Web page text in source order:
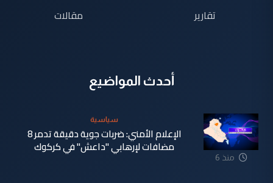
تقارير
مقالات
أحدث المواضيع
منذ 6
سياسية
الإعلام الأمني: ضربات جوية دقيقة تدمر 8
مضافات لإرهابي "داعش" في كركوك